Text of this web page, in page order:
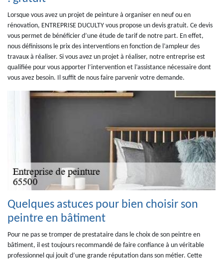
Lorsque vous avez un projet de peinture à organiser en neuf ou en
rénovation, ENTREPRISE DUCULTY vous propose un devis gratuit. Ce devis
vous permet de bénéficier d’une étude de tarif de notre part. En effet,
nous définissons le prix des interventions en fonction de l’ampleur des
travaux à réaliser. Si vous avez un projet à réaliser, notre entreprise est
qualifiée pour vous apporter l’intervention et l’assistance nécessaire dont
vous avez besoin. Il suffit de nous faire parvenir votre demande.
Quelques astuces pour bien choisir son
peintre en bâtiment
Pour ne pas se tromper de prestataire dans le choix de son peintre en
bâtiment, il est toujours recommandé de faire confiance à un véritable
professionnel qui jouit d’une grande réputation dans son métier. Cette